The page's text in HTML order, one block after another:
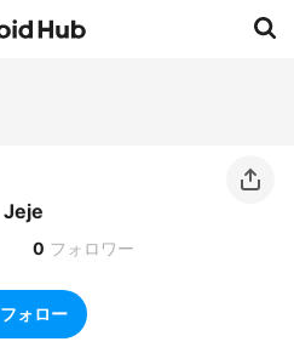
Jeje
0 フォロワー
フォロー